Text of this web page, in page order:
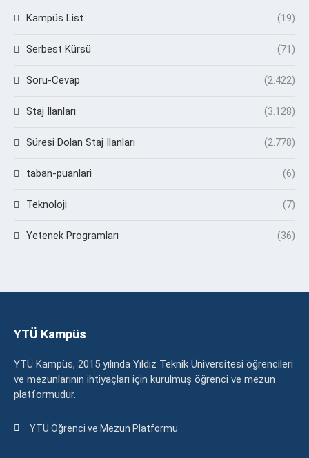
Kampüs List (19)
Serbest Kürsü (71)
Soru-Cevap (2.422)
Staj İlanları (3.128)
Süresi Dolan Staj İlanları (2.778)
taban-puanlari (6)
Teknoloji (7)
Yetenek Programları (36)
YTÜ Kampüs
YTÜ Kampüs, 2015 yılında Yıldız Teknik Üniversitesi öğrencileri
ve mezunlarının ihtiyaçları için kurulmuş öğrenci ve mezun
platformudur.
YTÜ Öğrenci ve Mezun Platformu